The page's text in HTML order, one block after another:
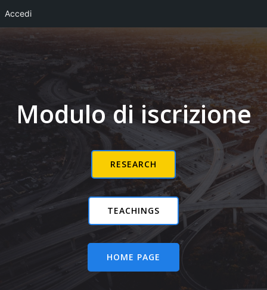
Accedi
al
contenuto
Modulo di iscrizione
RESEARCH
TEACHINGS
HOME PAGE